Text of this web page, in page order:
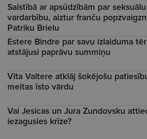
Saistībā ar apsūdzībām par seksuālu
vardarbību, aiztur franču
Patriku Brielu
Estere Bindre par savu izlaiduma
atstājusi paprāvu summiņu
Vita Valtere atklāj šokējošu
meitas īsto vārdu
Vai Jesicas un Jura Zundovsku
iezagusies krīze?